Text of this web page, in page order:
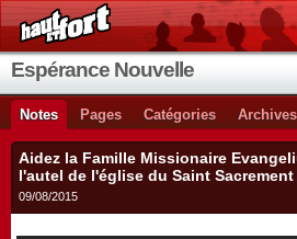
Espérance Nouvelle
Notes Pages Catégories Archives
Aidez la Famille Missionaire
l'autel de l'église du Saint Sacrement
09/08/2015